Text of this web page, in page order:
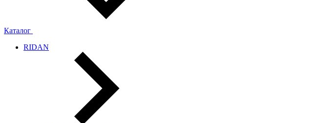
Каталог
RIDAN